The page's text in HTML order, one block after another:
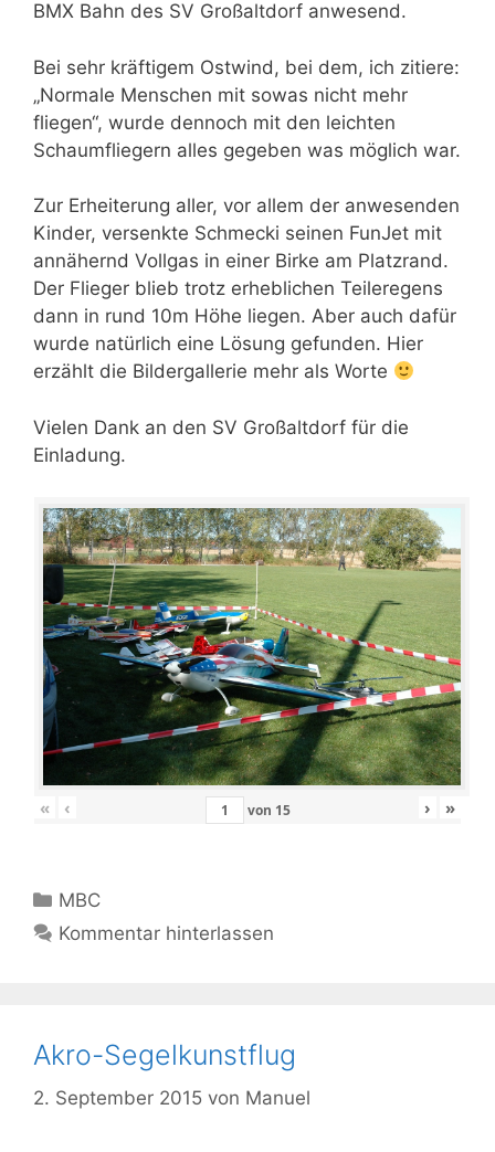
BMX Bahn des SV Großaltdorf anwesend.
Bei sehr kräftigem Ostwind, bei dem, ich zitiere:
„Normale Menschen mit sowas nicht mehr
fliegen“, wurde dennoch mit den leichten
Schaumfliegern alles gegeben was möglich war.
Zur Erheiterung aller, vor allem der anwesenden
Kinder, versenkte Schmecki seinen FunJet mit
annähernd Vollgas in einer Birke am Platzrand.
Der Flieger blieb trotz erheblichen Teileregens
dann in rund 10m Höhe liegen. Aber auch dafür
wurde natürlich eine Lösung gefunden. Hier
erzählt die Bildergallerie mehr als Worte
Vielen Dank an den SV Großaltdorf für die
Einladung.
« ‹ von 15 › »
Kategorien
MBC
Kommentar hinterlassen
Akro-Segelkunstflug
2. September 2015 von Manuel